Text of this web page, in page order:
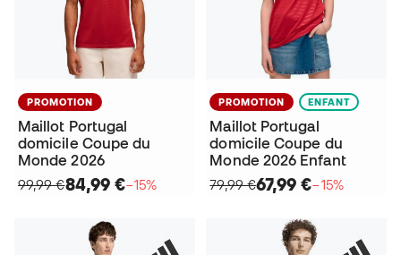
PROMOTION
Maillot Portugal
domicile Coupe du
Monde 2026
99,99 €84,99 €−15%
PROMOTION ENFANT
Maillot Portugal
domicile Coupe du
Monde 2026 Enfant
79,99 €67,99 €−15%